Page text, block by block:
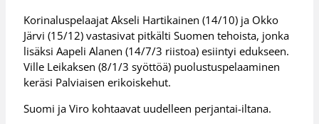
Korinaluspelaajat Akseli Hartikainen (14/10) ja Okko
Järvi (15/12) vastasivat pitkälti Suomen tehoista, jonka
lisäksi Aapeli Alanen (14/7/3 riistoa) esiintyi edukseen.
Ville Leikaksen (8/1/3 syöttöä) puolustuspelaaminen
keräsi Palviaisen erikoiskehut.
Suomi ja Viro kohtaavat uudelleen perjantai-iltana.